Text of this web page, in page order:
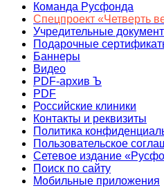
Команда Русфонда
Спецпроект «Четверть
Учредительные
Подарочные
Баннеры
Видео
PDF-архив Ъ
PDF
Российские клиники
Контакты и реквизиты
Политика
Пользовательское
Сетевое издание
Поиск по сайту
Мобильные приложения